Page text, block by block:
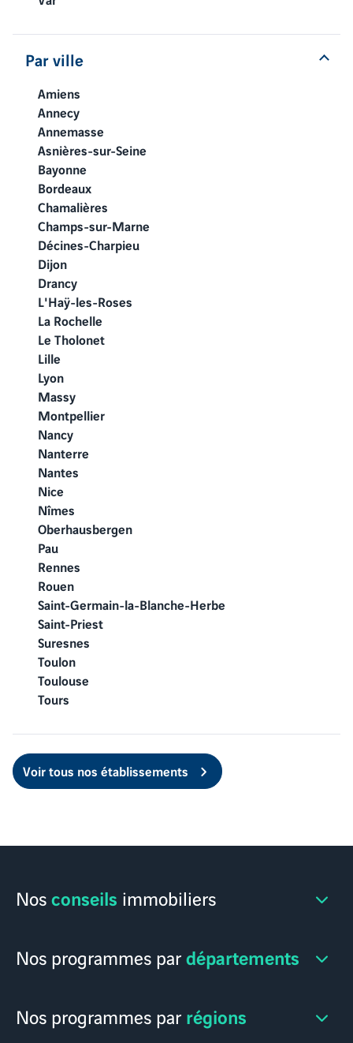
Par ville
Amiens
Annecy
Annemasse
Asnières-sur-Seine
Bayonne
Bordeaux
Chamalières
Champs-sur-Marne
Décines-Charpieu
Dijon
Drancy
L'Haÿ-les-Roses
La Rochelle
Le Tholonet
Lille
Lyon
Massy
Montpellier
Nancy
Nanterre
Nantes
Nice
Nîmes
Oberhausbergen
Pau
Rennes
Rouen
Saint-Germain-la-Blanche-Herbe
Saint-Priest
Suresnes
Toulon
Toulouse
Tours
Voir tous nos établissements
Nosconseils immobiliers
Devenir propriétaire
Les frais de notaire
Nos programmes pardépartements
Programmes neufs Alpes-Maritimes
Nos programmes par régions